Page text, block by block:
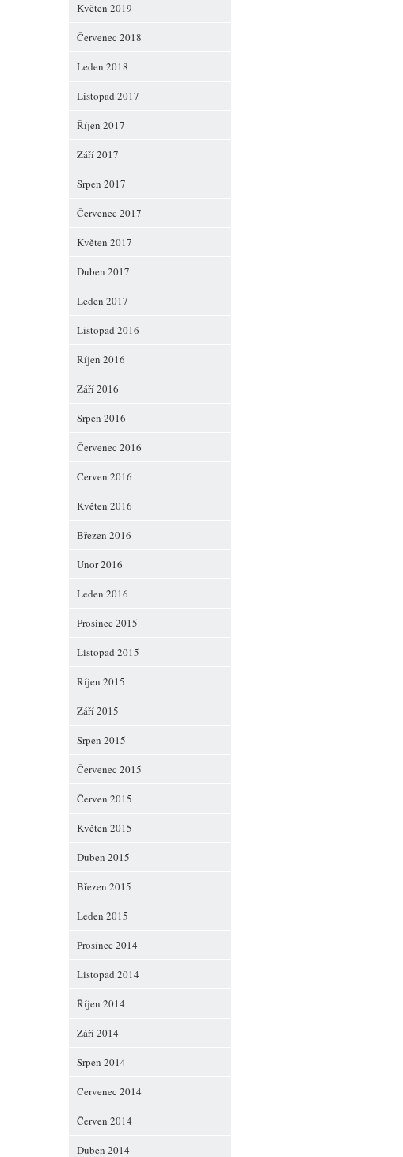
Květen 2019
Červenec 2018
Leden 2018
Listopad 2017
Říjen 2017
Září 2017
Srpen 2017
Červenec 2017
Květen 2017
Duben 2017
Leden 2017
Listopad 2016
Říjen 2016
Září 2016
Srpen 2016
Červenec 2016
Červen 2016
Květen 2016
Březen 2016
Únor 2016
Leden 2016
Prosinec 2015
Listopad 2015
Říjen 2015
Září 2015
Srpen 2015
Červenec 2015
Červen 2015
Květen 2015
Duben 2015
Březen 2015
Leden 2015
Prosinec 2014
Listopad 2014
Říjen 2014
Září 2014
Srpen 2014
Červenec 2014
Červen 2014
Duben 2014